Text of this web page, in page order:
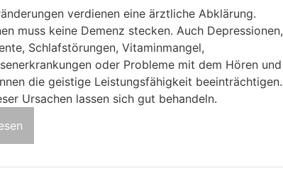
verdienen eine ärztliche Abklärung.
muss keine Demenz stecken. Auch Depressionen,
Schlafstörungen, Vitaminmangel,
oder Probleme mit dem Hören und
die geistige Leistungsfähigkeit beeinträchtigen.
Ursachen lassen sich gut behandeln.